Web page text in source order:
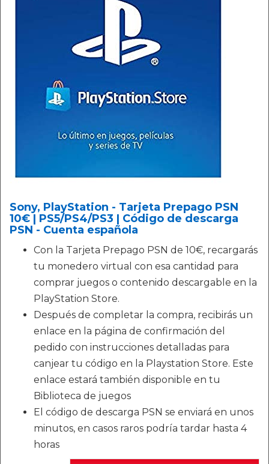
Sony, PlayStation - Tarjeta Prepago PSN
10€ | PS5/PS4/PS3 | Código de descarga
PSN - Cuenta española
Con la Tarjeta Prepago PSN de 10€, recargarás
tu monedero virtual con esa cantidad para
comprar juegos o contenido descargable en la
PlayStation Store.
Después de completar la compra, recibirás un
enlace en la página de confirmación del
pedido con instrucciones detalladas para
canjear tu código en la Playstation Store. Este
enlace estará también disponible en tu
Biblioteca de juegos
El código de descarga PSN se enviará en unos
minutos, en casos raros podría tardar hasta 4
horas